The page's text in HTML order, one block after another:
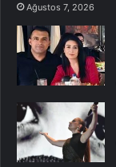
Ağustos 7, 2026